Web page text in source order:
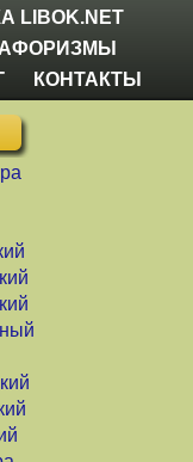
КОНТАКТЫ